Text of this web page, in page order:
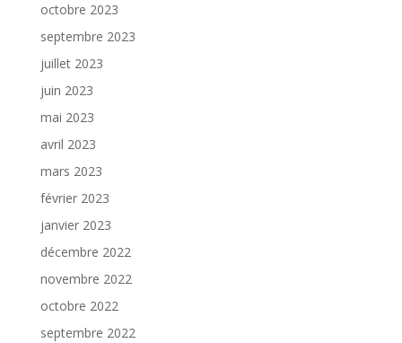
octobre 2023
septembre 2023
juillet 2023
juin 2023
mai 2023
avril 2023
mars 2023
février 2023
janvier 2023
décembre 2022
novembre 2022
octobre 2022
septembre 2022